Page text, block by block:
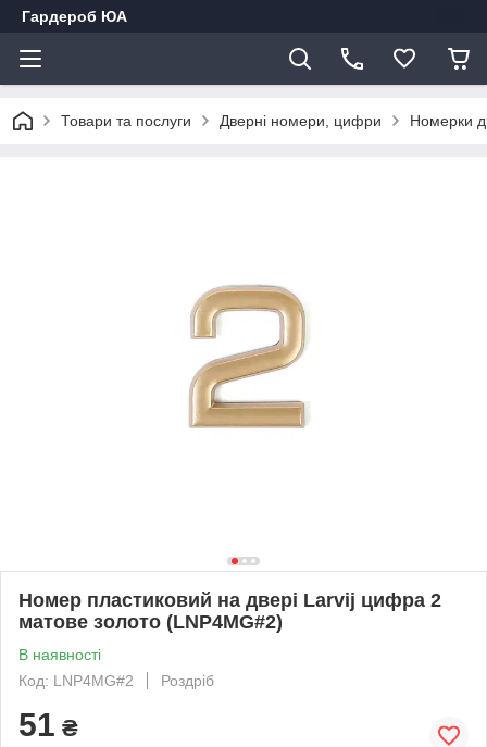
Гардероб ЮА
Товари та послуги Дверні номери, цифри Номерки
Номер пластиковий на двері Larvij цифра 2
матове золото (LNP4MG#2)
В наявності
Код: LNP4MG#2
Роздріб
51 ₴